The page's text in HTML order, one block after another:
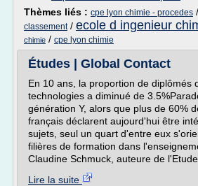
Thèmes liés : cpe lyon chimie - procedes /
classement/ ecole d ingenieur
chimie / cpe lyon chimie
Études | Global Contact
En 10 ans, la proportion de diplômés
technologies a diminué de
génération Y, alors que plus de 60%
français déclarent aujourd'hui être
sujets, seul un quart d'entre eux
filières de formation dans
Claudine Schmuck, auteure de l'Etude
Lire la suite